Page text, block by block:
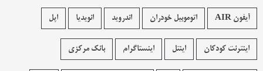
آیفون AIR اتوموبیل خودران اندروید انویدیا اپل
اینترنت کودکان اینتل اینستاگرام بانک مرکزی